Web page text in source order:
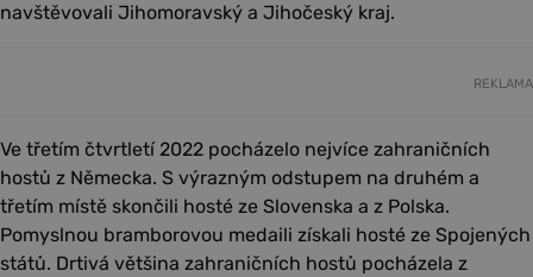
navštěvovali Jihomoravský a Jihočeský kraj.
REKLAMA
Ve třetím čtvrtletí 2022 pocházelo nejvíce zahraničních
hostů z Německa. S výrazným odstupem na druhém a
třetím místě skončili hosté ze Slovenska a z Polska.
Pomyslnou bramborovou medaili získali hosté ze Spojených
států. Drtivá většina zahraničních hostů pocházela z